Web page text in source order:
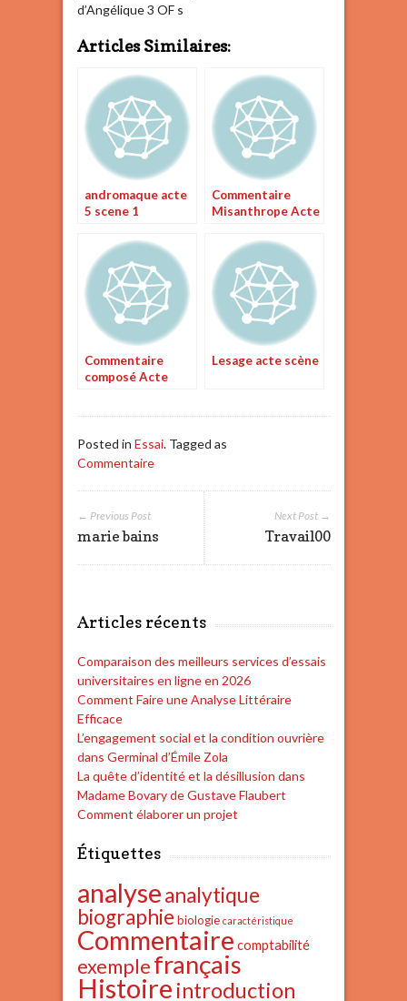
d’Angélique 3 OF s
Articles Similaires:
andromaque acte
5 scene 1
Commentaire
Misanthrope Acte
confrontation des
deux amis
Commentaire
composé Acte
Lesage acte scène
Posted in Essai. Tagged as
Commentaire
Next Post →
Travail00
← Previous Post
marie bains
Articles récents
Comparaison des meilleurs services d’essais
universitaires en ligne en 2026
Comment Faire une Analyse Littéraire
Efficace
L’engagement social et la condition ouvrière
dans Germinal d’Émile Zola
La quête d’identité et la désillusion dans
Madame Bovary de Gustave Flaubert
Comment élaborer un projet
Étiquettes
analyseanalytique
biographie biologie caractéristique
Commentaire comptabilité
exemplefrançais
Histoire introduction